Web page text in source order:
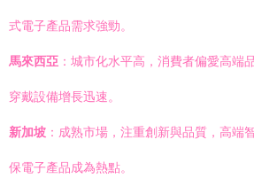
式電子產品需求強勁。
馬來西亞 ：城市化水平高，消費者偏愛高端
穿戴設備增長迅速。
新加坡 ：成熟市場，注重創新與品質，高端
保電子產品成為熱點。